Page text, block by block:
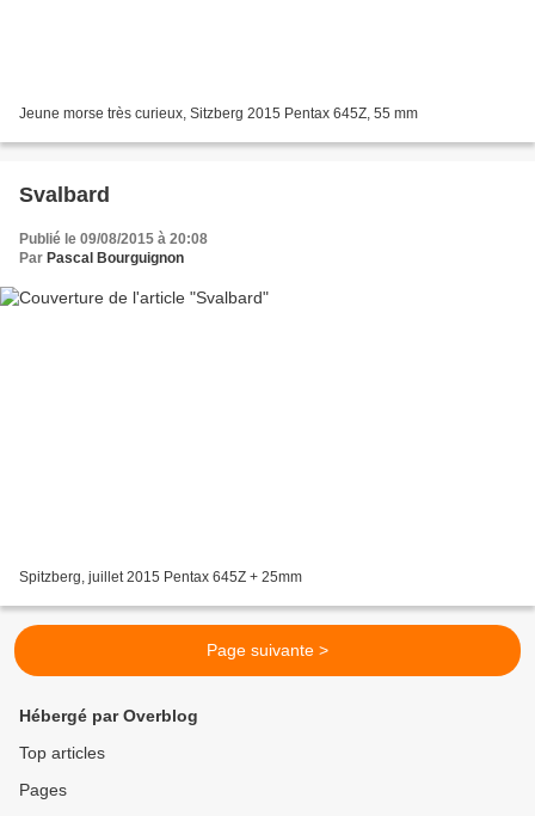
Jeune morse très curieux, Sitzberg 2015 Pentax 645Z, 55 mm
Svalbard
Publié le 09/08/2015 à 20:08
Par Pascal Bourguignon
Spitzberg, juillet 2015 Pentax 645Z + 25mm
Page suivante >
Hébergé par Overblog
Top articles
Pages